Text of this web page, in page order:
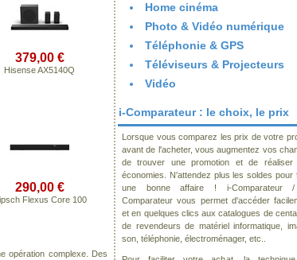
379,00 €
Hisense AX5140Q
290,00 €
Flexus Core 100
opération complexe. Des
Home cinéma
Photo & Vidéo numérique
Téléphonie & GPS
Téléviseurs & Projecteurs
Vidéo
i-Comparateur : le choix, le prix
Lorsque vous comparez les prix de votre
avant de l'acheter, vous augmentez vos
de trouver une promotion et de réaliser
économies. N'attendez plus les soldes pour
une bonne affaire ! i-Comparateur
Comparateur vous permet d'accéder
et en quelques clics aux catalogues de
de revendeurs de matériel informatique,
son, téléphonie, électroménager, etc..